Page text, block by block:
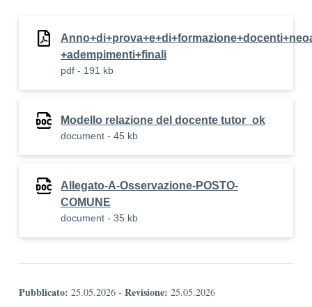
+adempimenti+finali
pdf - 191 kb
Modello relazione del docente tutor_ok
document - 45 kb
Allegato-A-Osservazione-POSTO-
COMUNE
document - 35 kb
Pubblicato: 25.05.2026 - Revisione: 25.05.2026